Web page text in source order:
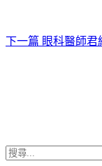
下一篇 眼科醫師君